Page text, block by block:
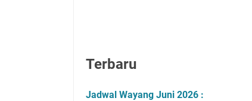
Terbaru
Jadwal Wayang Juni 2026 :